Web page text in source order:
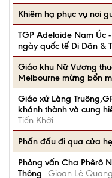
Khiêm hạ phục vụ noi
TGP Adelaide Nam Úc
ngày quốc tế Di Dân &
Giáo khu Nữ Vương
Melbourne mừng bổn
Giáo xứ Làng
khánh thành và cung
Tiến Khởi
Phấn đấu đi qua cửa
Phỏng vấn Cha Phêrô
Thông
Gioan Lê